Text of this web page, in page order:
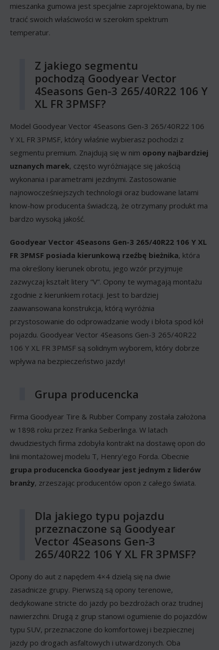
mieszanka gumowa jest specjalnie zaprojektowana, by nie
tracić swoich właściwości w szerokim spektrum
temperatur.
Z jakiego segmentu
pochodzą Goodyear Vector
4Seasons Gen-3 265/40R22 106 Y
XL FR 3PMSF?
Model Goodyear Vector 4Seasons Gen-3 265/40R22 106
Y XL FR 3PMSF, który właśnie wybierasz pochodzi z
segmentu premium. Znajdują się w nim opony najbardziej
uznanych marek, często wyróżniające się jakością
wykonania i parametrami jezdnymi. Zastosowanie
najnowocześniejszych technologii oraz budowane latami
know-how producenta świadczą, że otrzymany produkt ma
bardzo wysoką jakość.
Goodyear Vector 4Seasons Gen-3 265/40R22 106 Y XL
FR 3PMSF posiada kierunkową rzeźbę bieżnika, która
ma określony kierunek obrotu, jego wzór przyjmuje
zazwyczaj kształt litery “V”. Opony te wymagają montażu
zgodnie z kierunkiem rotacji. Jest to bardziej
zaawansowana konstrukcja, którą wyróżnia
przystosowanie do odprowadzanie wody i błota spod kół
pojazdu. Goodyear Vector 4Seasons Gen-3 265/40R22
106 Y XL FR 3PMSF są solidnym wyborem, który dobrze
wpływa na bezpieczeństwo jazdy!
Grupa producencka
Firma Goodyear Tire & Rubber Company została założona
w 1898 roku przez Franka Seiberlinga. W latach
dwudziestych firma zdobyła kontrakt na dostawę opon do
linii montażowej modelu T, Henry'ego Forda. Obecnie
grupa producencka Goodyear jest jednym z liderów
branży, zrzeszając producentów opon z całego świata.
Dla jakiego typu pojazdu
przeznaczone są Goodyear
Vector 4Seasons Gen-3
265/40R22 106 Y XL FR 3PMSF?
Opony do aut z napędem 4×4 dzielą się na dwie
zasadnicze grupy. Pierwszą są opony terenowe,
dedykowane stricte do jazdy po bezdrożach oraz trudnej
nawierzchni. Drugą z grup stanowi ogumienie do pojazdów
typu SUV, przeznaczone do komfortowej i bezpiecznej
jazdy po drogach asfaltowych i utwardzonych. Oba